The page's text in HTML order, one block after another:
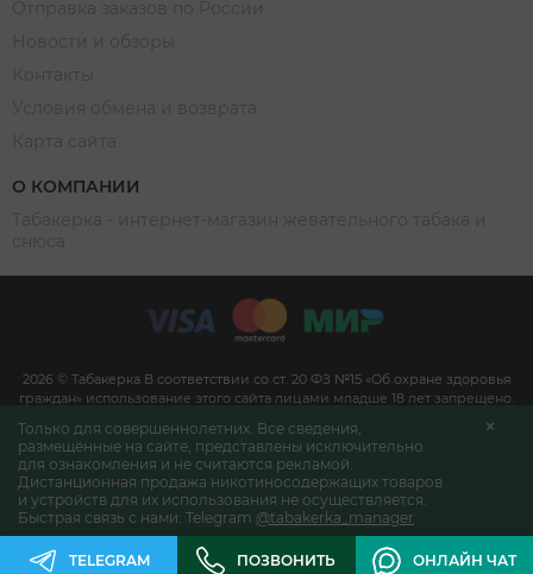
Только для совершеннолетних. Все сведения,
размещённые на сайте, представлены исключительно
для ознакомления и не считаются рекламой.
Дистанционная продажа никотиносодержащих товаров
и устройств для их использования не осуществляется.
Быстрая связь с нами: Telegram @tabakerka_manager
О КОМПАНИИ
2026 © Табакерка В соответствии со ст. 20 ФЗ №15 «Об охране здоровья
граждан» использование этого сайта лицами младше 18 лет запрещено.
для достоверного ознакомления покупателей со свойствами,
характеристиками продукции и её наличием в магазине согласно п. 1 и
п. 2 ст. 10 Закона «О защите прав потребителей». Дистанционная
реализация никотиносодержащей продукции не производится.
TELEGRAM ПОЗВОНИТЬ ОНЛАЙН ЧАТ